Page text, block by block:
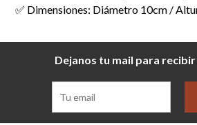
✅ Dimensiones: Diámetro 10cm /
Dejanos tu mail para